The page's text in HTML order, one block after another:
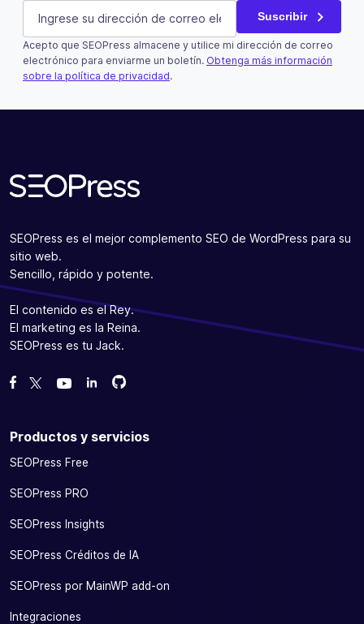
Name
Este campo es un campo de validación y debe quedar
E-mail (Obligatorio) Suscribir
Acepto que SEOPress almacene y utilice mi dirección de correo
electrónico para enviarme un boletín. Obtenga más información
sobre la política de privacidad.
SEOPress es el mejor complemento SEO de WordPress para su
sitio web.
Sencillo, rápido y potente.
El contenido es el Rey.
El marketing es la Reina.
SEOPress es tu Jack.
Danos like en Facebook
Síguenos en Twitter
Míranos en YouTube
Bifurcanos en GitHub
Bifurcanos en GitHub
Productos y servicios
SEOPress Free
SEOPress PRO
SEOPress Insights
SEOPress Créditos de IA
SEOPress por MainWP add-on
Integraciones